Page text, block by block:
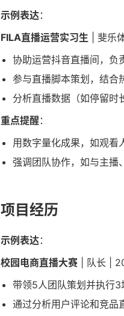
示例表达 ：
FILA直播运营实习生 | 斐乐
协助运营抖音直播间，负
参与直播脚本策划，结合
分析直播数据（如停留时
重点提醒 ：
用数字量化成果，如观看
强调团队协作，如与主播
项目经历
示例表达 ：
校园电商直播大赛 | 队长 |
带领5人团队策划并执行3
通过分析用户评论和竞品